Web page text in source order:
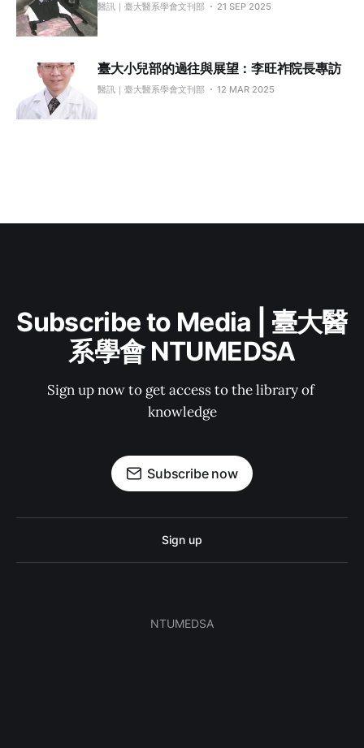
醫訊｜臺大醫系學會文刊部 21 SEP 2025
臺大小兒部的過往與展望：李旺祚院長專訪
醫訊｜臺大醫系學會文刊部 12 MAR 2025
Subscribe to Media | 臺大醫
系學會 NTUMEDSA
Sign up now to get access to the library of
knowledge
Subscribe now
Sign up
NTUMEDSA